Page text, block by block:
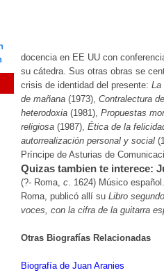
docencia en EE UU con
su cátedra. Sus otras obras se
crisis de identidad del presente: La
de mañana (1973), Contralectura
heterodoxia (1981), Propuestas
religiosa (1987), Ética de la
autorrealización personal y social
Príncipe de Asturias de
Quizas tambien te interece:
(?- Roma, c. 1624) Músico
Roma, publicó allí su Libro
voces, con la cifra de la guitarra
Otras Biografías Relacionadas
Biografía de Juan Aranies